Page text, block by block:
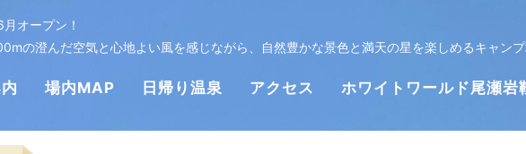
オープン！
の澄んだ空気と心地よい風を感じながら、自然豊かな景色と満天の星を楽しめるキャン
場内MAP 日帰り温泉 アクセス ホワイトワールド尾瀬岩